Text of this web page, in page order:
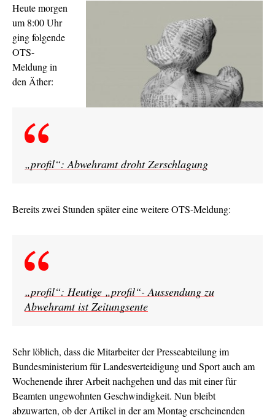
Heute morgen
um 8:00 Uhr
ging folgende
OTS-
Meldung in
den Äther:
„profil“: Abwehramt droht Zerschlagung
Bereits zwei Stunden später eine weitere OTS-Meldung:
„profil“: Heutige „profil“- Aussendung zu
Abwehramt ist Zeitungsente
Sehr löblich, dass die Mitarbeiter der Presseabteilung im
Bundesministerium für Landesverteidigung und Sport auch am
Wochenende ihrer Arbeit nachgehen und das mit einer für
Beamten ungewohnten Geschwindigkeit. Nun bleibt
abzuwarten, ob der Artikel in der am Montag erscheinenden